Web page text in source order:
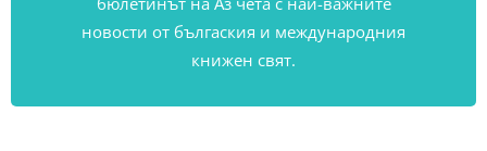
новости от бългаския и международния
книжен свят.